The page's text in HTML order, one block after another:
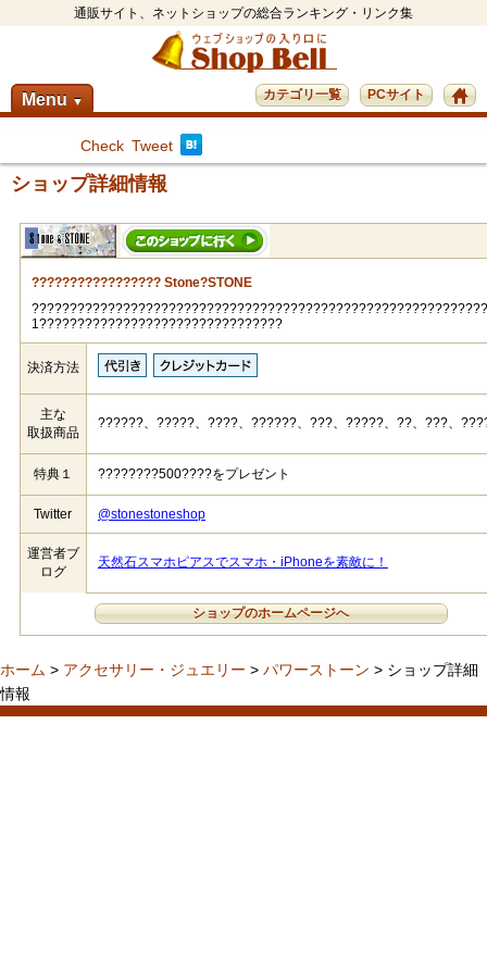
通販サイト、ネットショップの総合ランキング・リンク集
Menu ▼ PCサイト
カテゴリ一覧
Check Tweet
ショップ詳細情報
????????????????? Stone?STONE
1????????????????????????????????
決済方法
主な
取扱商品
??????、?????、????、??????、???、?????、??、???、
特典１ ????????500????をプレゼント
Twitter @stonestoneshop
運営者ブ
ログ
天然石スマホピアスでスマホ・iPhoneを素敵に！
ショップのホームページへ
ホーム > アクセサリー・ジュエリー > パワーストーン > ショップ詳細
情報